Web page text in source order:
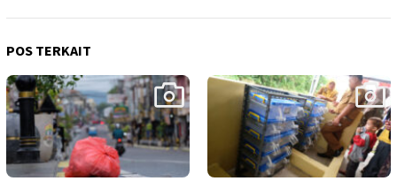
POS TERKAIT